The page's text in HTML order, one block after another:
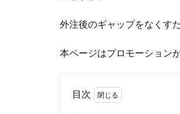
外注後のギャップをなくす
本ページはプロモーション
目次